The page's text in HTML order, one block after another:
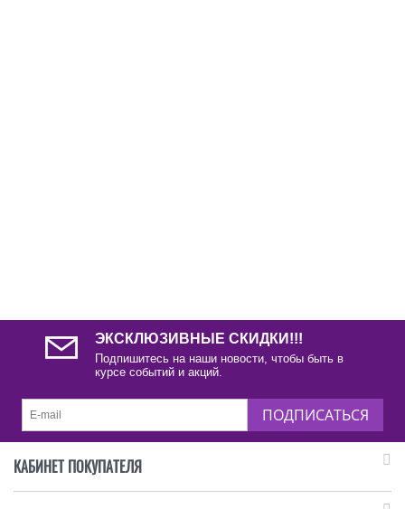
ЭКСКЛЮЗИВНЫЕ СКИДКИ!!!
Подпишитесь на наши новости, чтобы быть в
курсе событий и акций.
ПОДПИСАТЬСЯ
КАБИНЕТ ПОКУПАТЕЛЯ